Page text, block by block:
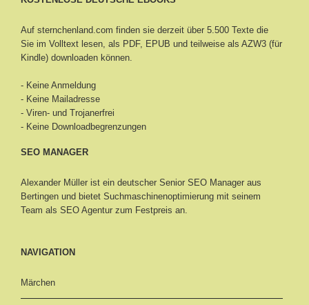
Auf sternchenland.com finden sie derzeit über 5.500 Texte die
Sie im Volltext lesen, als PDF, EPUB und teilweise als AZW3 (für
Kindle) downloaden können.
- Keine Anmeldung
- Keine Mailadresse
- Viren- und Trojanerfrei
- Keine Downloadbegrenzungen
SEO MANAGER
Alexander Müller ist ein deutscher Senior SEO Manager aus
Bertingen und bietet Suchmaschinenoptimierung mit seinem
Team als SEO Agentur zum Festpreis an.
NAVIGATION
Märchen